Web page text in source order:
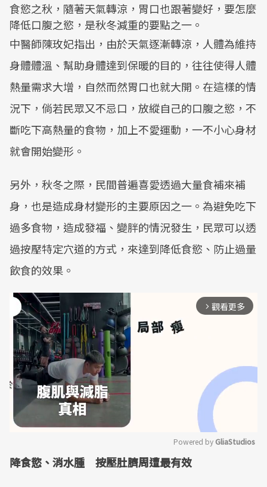
食慾之秋，隨著天氣轉涼，胃口也跟著變好，要怎麼
降低口腹之慾，是秋冬減重的要點之一。
中醫師陳玫妃指出，由於天氣逐漸轉涼，人體為維持
身體體溫、幫助身體達到保暖的目的，往往使得人體
熱量需求大增，自然而然胃口也就大開。在這樣的情
況下，倘若民眾又不忌口，放縱自己的口腹之慾，不
斷吃下高熱量的食物，加上不愛運動，一不小心身材
就會開始變形。
另外，秋冬之際，民間普遍喜愛透過大量食補來補
身，也是造成身材變形的主要原因之一。為避免吃下
過多食物，造成發福、變胖的情況發生，民眾可以透
過按壓特定穴道的方式，來達到降低食慾、防止過量
飲食的效果。
arrow_forward_ios 觀看更多
Powered by GliaStudios
降食慾、消水腫 按壓肚臍周遭最有效